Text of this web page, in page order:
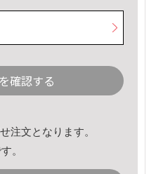
確認する
注文となります。
。